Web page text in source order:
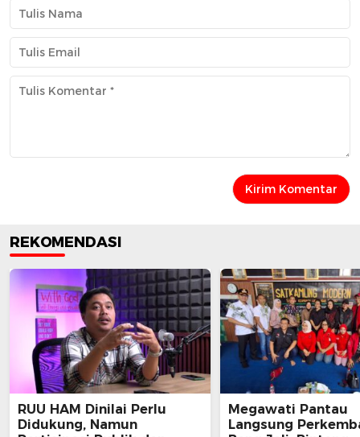
REKOMENDASI
RUU HAM Dinilai Perlu
Didukung, Namun
Megawati Pantau
Langsung